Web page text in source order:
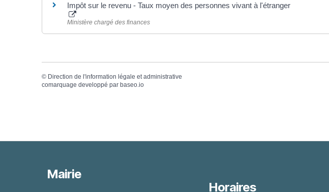
Impôt sur le revenu - Taux moyen des personnes vivant à l'étranger
Ministère chargé des finances
© Direction de l'information légale et administrative
comarquage developpé par baseo.io
Mairie
Horaires